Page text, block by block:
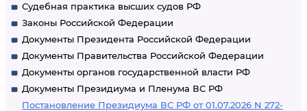
Судебная практика высших судов РФ
Законы Российской Федерации
Документы Президента Российской Федерации
Документы Правительства Российской Федерации
Документы органов государственной власти РФ
Документы Президиума и Пленума ВС РФ
Постановление Президиума ВС РФ от 01.07.2026 N 272-